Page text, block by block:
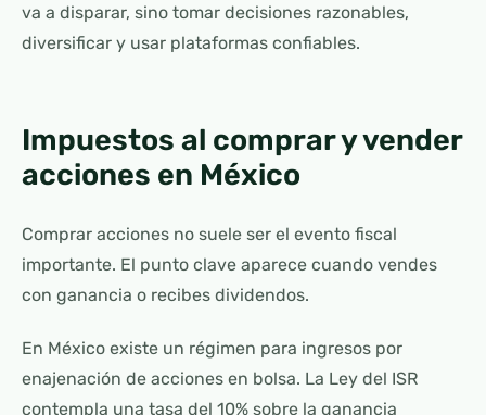
va a disparar, sino tomar decisiones razonables,
diversificar y usar plataformas confiables.
Impuestos al comprar y vender
acciones en México
Comprar acciones no suele ser el evento fiscal
importante. El punto clave aparece cuando vendes
con ganancia o recibes dividendos.
En México existe un régimen para ingresos por
enajenación de acciones en bolsa. La Ley del ISR
contempla una tasa del 10% sobre la ganancia